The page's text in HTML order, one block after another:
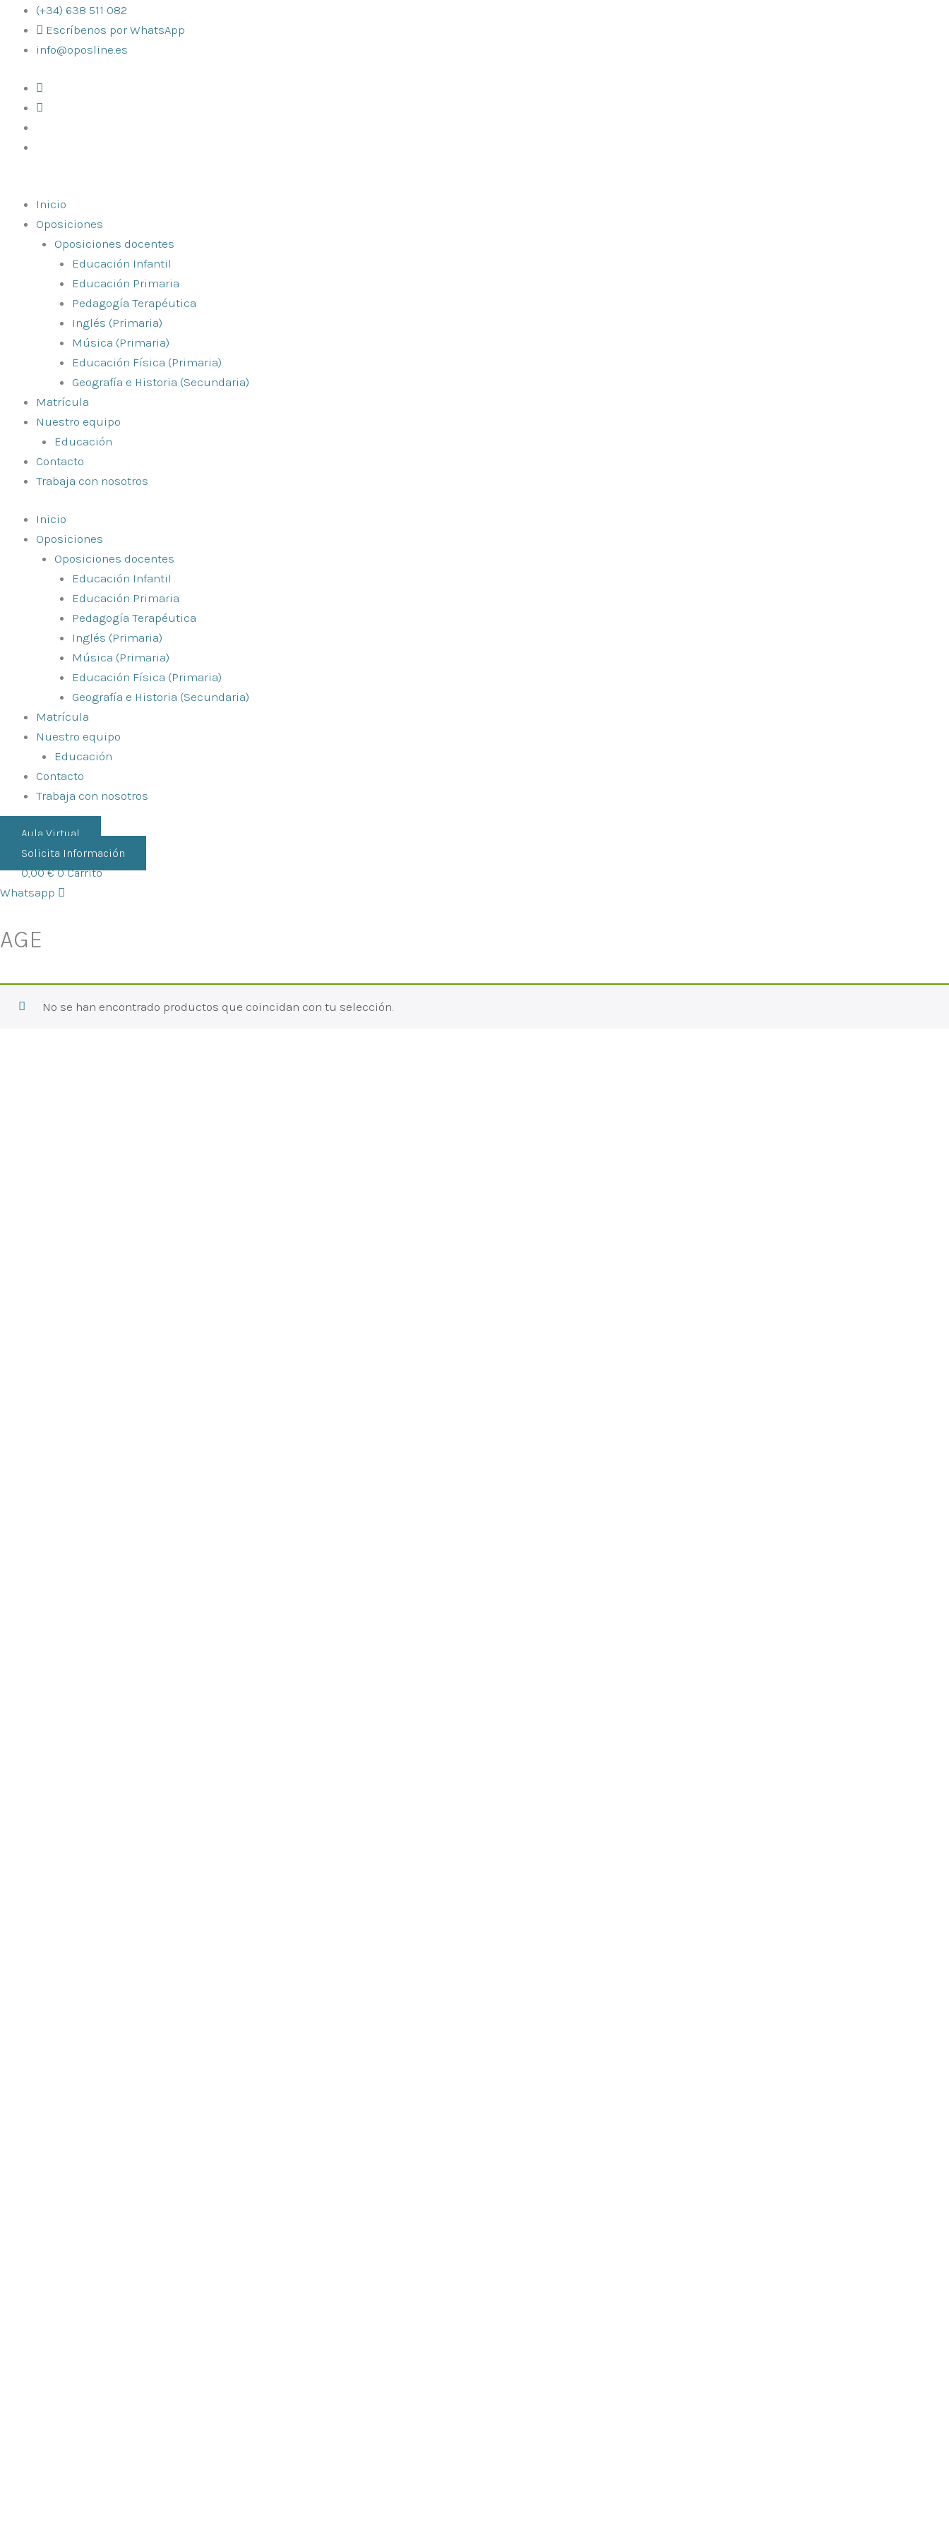
contenido
(+34) 638 511 082
Escríbenos por WhatsApp
info@oposline.es
Inicio
Oposiciones
Oposiciones docentes
Educación Infantil
Educación Primaria
Pedagogía Terapéutica
Inglés (Primaria)
Música (Primaria)
Educación Física (Primaria)
Geografía e Historia (Secundaria)
Matrícula
Nuestro equipo
Educación
Contacto
Trabaja con nosotros
Inicio
Oposiciones
Oposiciones docentes
Educación Infantil
Educación Primaria
Pedagogía Terapéutica
Inglés (Primaria)
Música (Primaria)
Educación Física (Primaria)
Geografía e Historia (Secundaria)
Matrícula
Nuestro equipo
Educación
Contacto
Trabaja con nosotros
Aula Virtual
Solicita Información
0,00€ 0 Carrito
Whatsapp
AGE
No se han encontrado productos que coincidan con tu selección.